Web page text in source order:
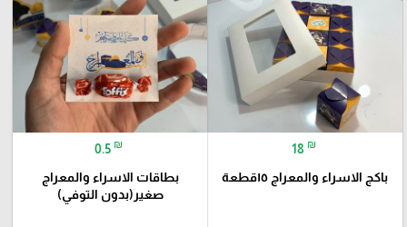
18 ₪
باكج الاسراء والمعراج ١٥قطعة
0.5 ₪
بطاقات الاسراء والمعراج
صغير(بدون التوفي)